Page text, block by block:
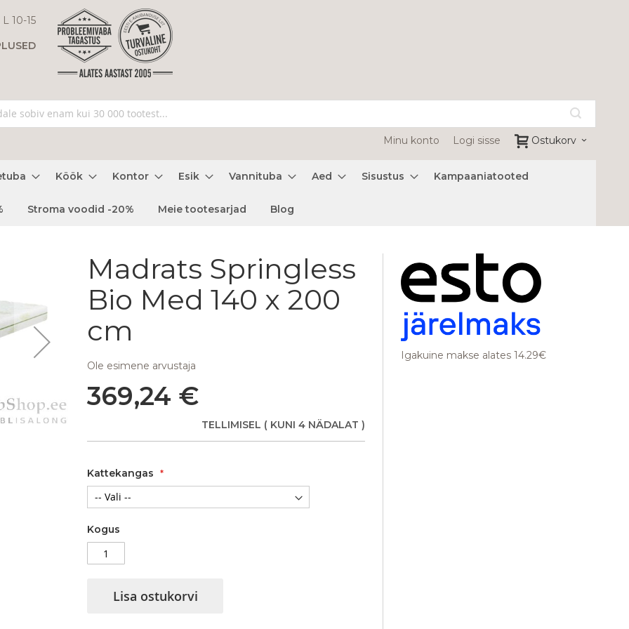
10-15
Ostukorv
Minu konto Logi sisse
Köök Kontor Esik Vannituba Aed Sisustus Kampaaniatooted
Stroma voodid -20% Meie tootesarjad Blog
Madrats Springless Bio Med
Igakuine makse alates 14.29€
Madrats Springless
Bio Med 140 x 200
cm
Ole esimene arvustaja
369,24 €
TELLIMISEL ( KUNI 4 NÄDALAT )
Kattekangas
Kogus
Lisa ostukorvi